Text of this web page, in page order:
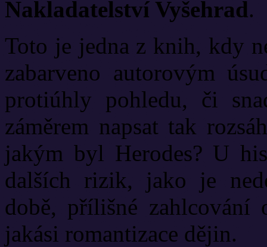
Nakladatelství Vyšehrad.
Toto je jedna z knih, kdy
zabarveno autorovým
protiúhly pohledu, či
záměrem napsat tak
jakým byl Herodes? U
dalších rizik, jako je
době, přílišné zahlcování
jakási romantizace dějin.